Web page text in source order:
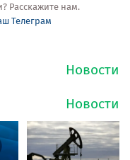
Расскажите нам.
Телеграм